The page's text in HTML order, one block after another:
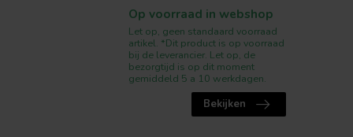
Op voorraad in webshop
Let op, geen standaard voorraad
artikel. *Dit product is op voorraad
bij de leverancier. Let op, de
bezorgtijd is op dit moment
gemiddeld 5 a 10 werkdagen.
Bekijken